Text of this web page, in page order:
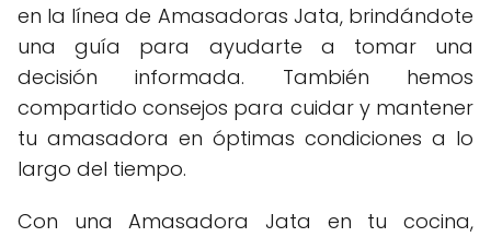
en la línea de Amasadoras Jata, brindándote
una guía para ayudarte a tomar una
decisión informada. También hemos
compartido consejos para cuidar y mantener
tu amasadora en óptimas condiciones a lo
largo del tiempo.
Con una Amasadora Jata en tu cocina,